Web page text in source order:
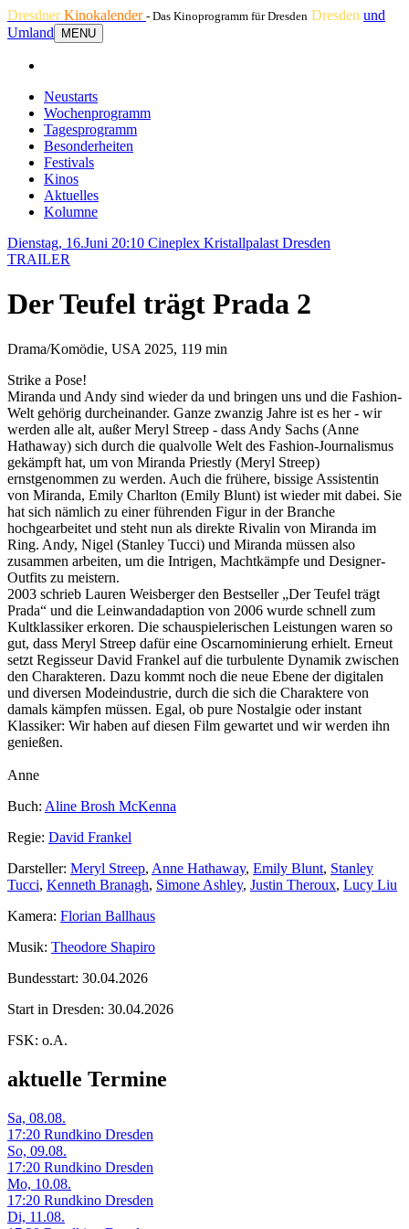
DresdnerKinokalender - Das Kinoprogramm für Dresden Dresden und
Umland
MENU
Neustarts
Wochenprogramm
Tagesprogramm
Besonderheiten
Festivals
Kinos
Aktuelles
Kolumne
Dienstag, 16.Juni 20:10 Cineplex Kristallpalast Dresden
TRAILER
Der Teufel trägt Prada 2
Drama/Komödie, USA 2025, 119 min
Strike a Pose!
Miranda und Andy sind wieder da und bringen uns und die Fashion-
Welt gehörig durcheinander. Ganze zwanzig Jahre ist es her - wir
werden alle alt, außer Meryl Streep - dass Andy Sachs (Anne
Hathaway) sich durch die qualvolle Welt des Fashion-Journalismus
gekämpft hat, um von Miranda Priestly (Meryl Streep)
ernstgenommen zu werden. Auch die frühere, bissige Assistentin
von Miranda, Emily Charlton (Emily Blunt) ist wieder mit dabei. Sie
hat sich nämlich zu einer führenden Figur in der Branche
hochgearbeitet und steht nun als direkte Rivalin von Miranda im
Ring. Andy, Nigel (Stanley Tucci) und Miranda müssen also
zusammen arbeiten, um die Intrigen, Machtkämpfe und Designer-
Outfits zu meistern.
2003 schrieb Lauren Weisberger den Bestseller „Der Teufel trägt
Prada“ und die Leinwandadaption von 2006 wurde schnell zum
Kultklassiker erkoren. Die schauspielerischen Leistungen waren so
gut, dass Meryl Streep dafür eine Oscarnominierung erhielt. Erneut
setzt Regisseur David Frankel auf die turbulente Dynamik zwischen
den Charakteren. Dazu kommt noch die neue Ebene der digitalen
und diversen Modeindustrie, durch die sich die Charaktere von
damals kämpfen müssen. Egal, ob pure Nostalgie oder instant
Klassiker: Wir haben auf diesen Film gewartet und wir werden ihn
genießen.
Anne
Buch: Aline Brosh McKenna
Regie: David Frankel
Darsteller: Meryl Streep, Anne Hathaway, Emily Blunt, Stanley
Tucci, Kenneth Branagh, Simone Ashley, Justin Theroux, Lucy Liu
Kamera: Florian Ballhaus
Musik: Theodore Shapiro
Bundesstart: 30.04.2026
Start in Dresden: 30.04.2026
FSK: o.A.
aktuelle Termine
Sa, 08.08.
17:20 Rundkino Dresden
So, 09.08.
17:20 Rundkino Dresden
Mo, 10.08.
17:20 Rundkino Dresden
Di, 11.08.